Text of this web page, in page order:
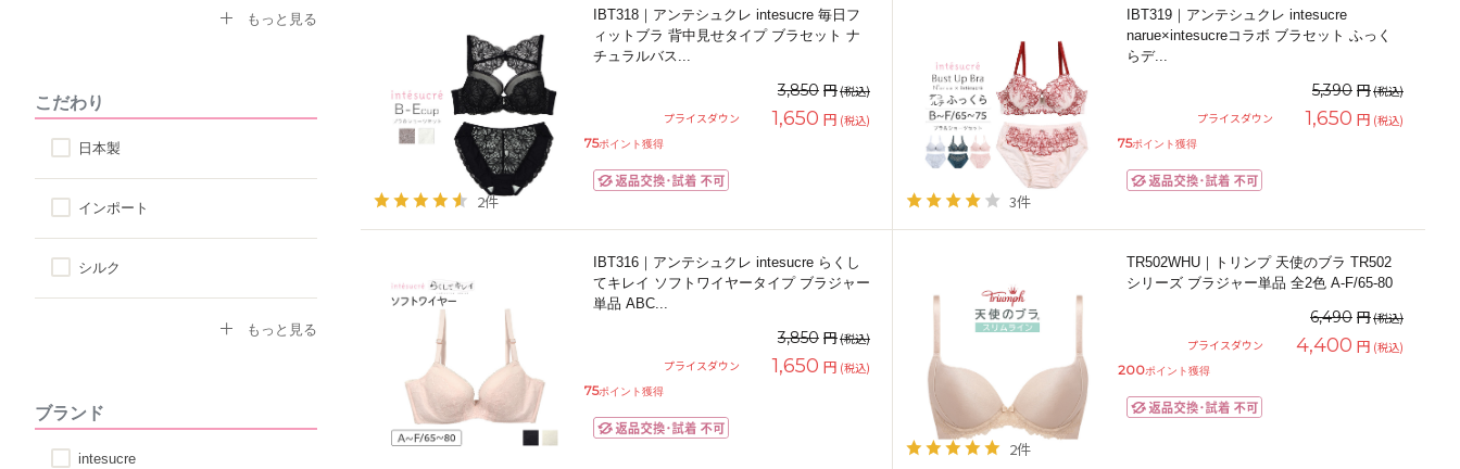
ストラップレス
自然なシルエット
丸みのあるシルエット
もっと見る
こだわり
日本製
インポート
シルク
もっと見る
ブランド
intesucre
IBT318｜アンテシュクレ intesucre 毎日フ
ィットブラ 背中見せタイプ ブラセット ナ
チュラルバス...
2件
3,850 円(税込)
プライスダウン
1,650 円 (税込)
75ポイント獲得
IBT319｜アンテシュクレ intesucre
narue×intesucreコラボ ブラセット ふっく
らデ...
3件
5,390 円(税込)
プライスダウン
1,650 円 (税込)
75ポイント獲得
IBT316｜アンテシュクレ intesucre らくし
てキレイ ソフトワイヤータイプ ブラジャー
単品 ABC...
3,850 円(税込)
プライスダウン
1,650 円 (税込)
75ポイント獲得
TR502WHU｜トリンプ 天使のブラ TR502
シリーズ ブラジャー単品 全2色 A-F/65-80
2件
6,490 円(税込)
プライスダウン
4,400 円 (税込)
200ポイント獲得